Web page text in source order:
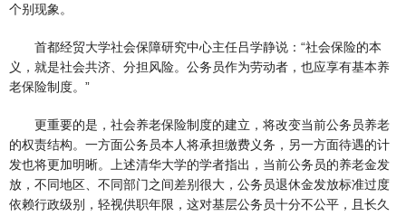
个别现象。
首都经贸大学社会保障研究中心主任吕学静说：“社会保险的本
义，就是社会共济、分担风险。公务员作为劳动者，也应享有基本养
老保险制度。”
更重要的是，社会养老保险制度的建立，将改变当前公务员养老
的权责结构。一方面公务员本人将承担缴费义务，另一方面待遇的计
发也将更加明晰。上述清华大学的学者指出，当前公务员的养老金发
放，不同地区、不同部门之间差别很大，公务员退休金发放标准过度
依赖行政级别，轻视供职年限，这对基层公务员十分不公平，且长久